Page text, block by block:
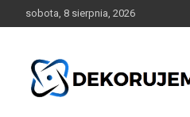
to
sobota, 8 sierpnia, 2026